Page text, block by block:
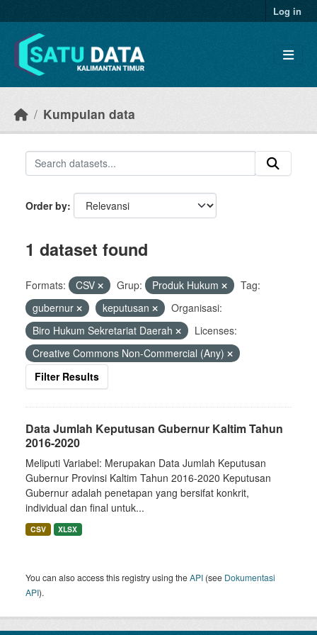
Log in
Kumpulan data
Order by
1 dataset found
Formats: CSV Grup: Produk Hukum
Tag:
gubernur
keputusan
Organisasi:
Biro Hukum Sekretariat Daerah
Licenses:
Creative Commons Non-Commercial (Any)
Filter Results
Data Jumlah Keputusan Gubernur Kaltim Tahun
2016-2020
Meliputi Variabel: Merupakan Data Jumlah Keputusan
Gubernur Provinsi Kaltim Tahun 2016-2020 Keputusan
Gubernur adalah penetapan yang bersifat konkrit,
individual dan final untuk...
CSV XLSX
You can also access this registry using theAPI (see Dokumentasi
API).